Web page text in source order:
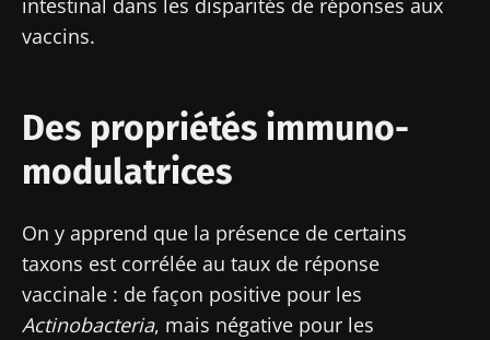
vaccins.
Des propriétés immuno-
modulatrices
On y apprend que la présence de certains
taxons est corrélée au taux de réponse
vaccinale : de façon positive pour les
Actinobacteria, mais négative pour les